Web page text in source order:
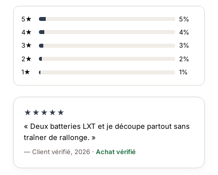
5★
5%
4★
4%
3★
3%
2★
2%
1★
1%
★★★★★
« Deux batteries LXT et je découpe partout sans
traîner de rallonge. »
— Client vérifié, 2026 · Achat vérifié